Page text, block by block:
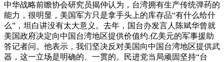
中华战略前瞻协会研究员揭仲认为，台湾拥有生产传统弹药的
能力，很明显，美国军方只是拿手头上的库存品“有什么给什
么”，坦白讲没有太大意义。去年，国台办发言人陈斌华曾就
美国政府决定向中国台湾地区提供价值约.亿美元的军事援助
答记者问。他表示，我们坚决反对美国向中国台湾地区提供武
器，这一立场是明确的、一贯的。民进党当局顽固坚持“台